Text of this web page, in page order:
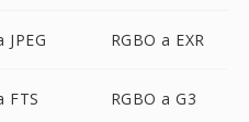
JPEG RGBO a EXR
FTS RGBO a G3